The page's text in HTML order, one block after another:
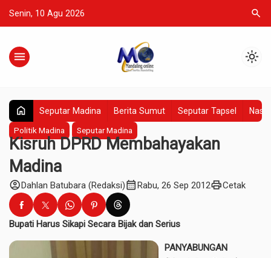
Senin, 10 Agu 2026 search
menu light_mode
home Seputar Madina Berita Sumut Seputar Tapsel
Politik Madina
Seputar Madina
Kisruh DPRD Membahayakan
Madina
account_circleDahlan Batubara (Redaksi)calendar_monthRabu, 26 Sep 2012printCetak
Bupati Harus Sikapi Secara Bijak dan Serius
PANYABUNGAN